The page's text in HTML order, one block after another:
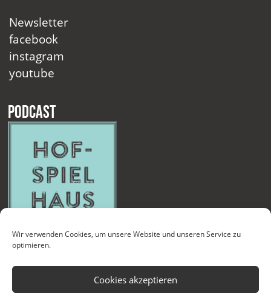
Wir verwenden Cookies, um unsere Website und unseren Service zu
optimieren.
Cookies akzeptieren
Newsletter
facebook
instagram
youtube
Podcast